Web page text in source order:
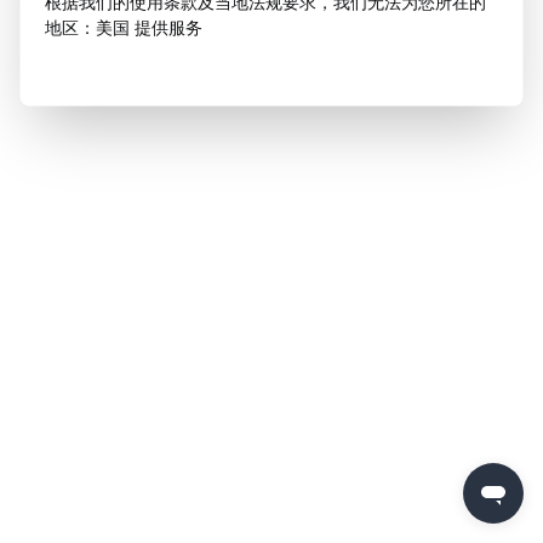
地区：美国 提供服务